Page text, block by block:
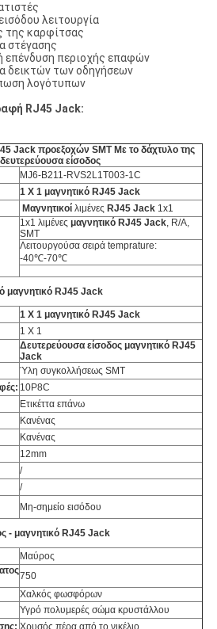
λειτουργία
της καρφίτσας
στέγασης
επένδυση περιοχής επαφών
δεικτών των οδηγήσεων
λογότυπων
RJ45 Jack:
Jack προεξοχών SMT Με το δάχτυλο της
είσοδος
MJ6-B211-RVS2L1T003-1C
1 X 1 μαγνητικό RJ45 Jack
Μαγνητικοίλιμένες RJ45 Jack1x1
1x1 λιμένες μαγνητικό RJ45 Jack, R/A,
SMT
Λειτουργούσα σειρά temprature:
-40℃-70℃
μαγνητικό RJ45 Jack
1 X 1 μαγνητικό RJ45 Jack
1 X 1
Δευτερεύουσα είσοδος μαγνητικό RJ45
Jack
Ύλη συγκολλήσεως SMT
10P8C
Ετικέττα επάνω
Κανένας
Κανένας
12mm
/
/
Μη-σημείο εισόδου
- μαγνητικό RJ45 Jack
Μαύρος
750
Χαλκός φωσφόρων
Υγρό πολυμερές σώμα κρυστάλλου